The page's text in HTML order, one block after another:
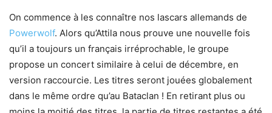
On commence à les connaître nos lascars allemands de
Powerwolf. Alors qu’Attila nous prouve une nouvelle fois
qu’il a toujours un français irréprochable, le groupe
propose un concert similaire à celui de décembre, en
version raccourcie. Les titres seront jouées globalement
dans le même ordre qu’au Bataclan ! En retirant plus ou